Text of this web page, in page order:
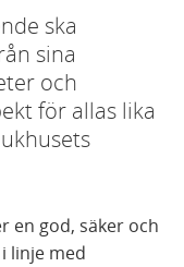
ska
sina
och
för allas lika
en god, säker och
linje med